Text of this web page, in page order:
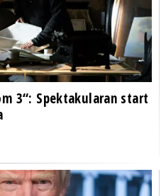
3“: Spektakularan start